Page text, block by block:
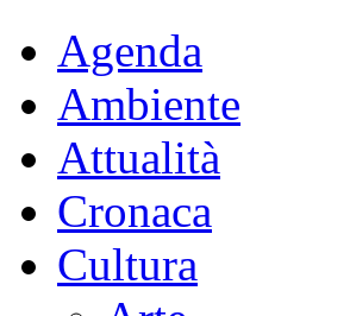
Agenda
Ambiente
Attualità
Cronaca
Cultura